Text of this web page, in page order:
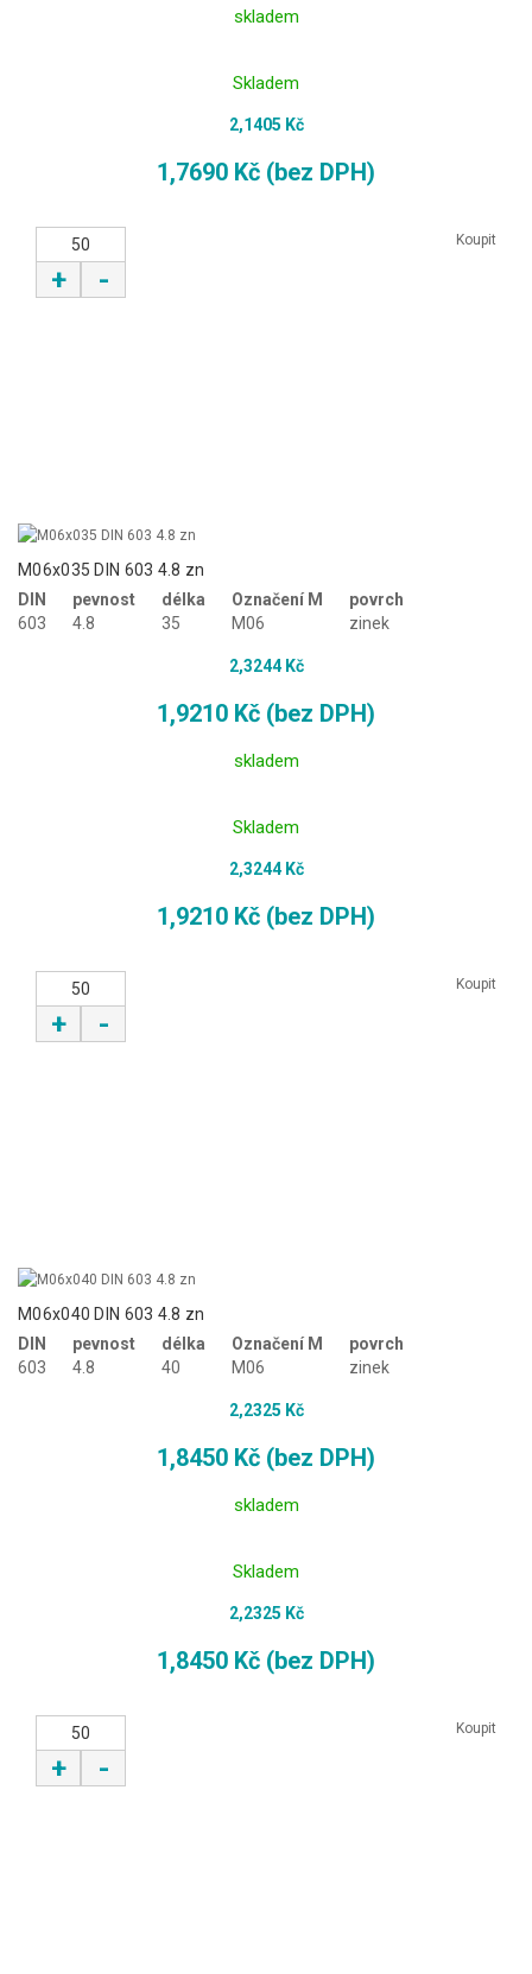
skladem
Skladem
2,1405 Kč
1,7690 Kč (bez DPH)
+ -
Koupit
M06x035 DIN 603 4.8 zn
DIN
603
pevnost
4.8
délka
35
Označení M
M06
povrch
zinek
2,3244 Kč
1,9210 Kč (bez DPH)
skladem
Skladem
2,3244 Kč
1,9210 Kč (bez DPH)
+ -
Koupit
M06x040 DIN 603 4.8 zn
DIN
603
pevnost
4.8
délka
40
Označení M
M06
povrch
zinek
2,2325 Kč
1,8450 Kč (bez DPH)
skladem
Skladem
2,2325 Kč
1,8450 Kč (bez DPH)
+ -
Koupit